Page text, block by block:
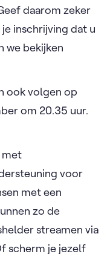
daarom zeker
inschrijving dat u
we bekijken
ook volgen op
om 20.35 uur.
met
voor
met een
zo de
streamen via
scherm je jezelf